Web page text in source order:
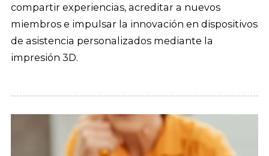
compartir experiencias, acreditar a nuevos
miembros e impulsar la innovación en dispositivos
de asistencia personalizados mediante la
impresión 3D.